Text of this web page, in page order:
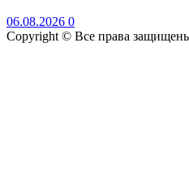
06.08.2026 0
Copyright © Все права